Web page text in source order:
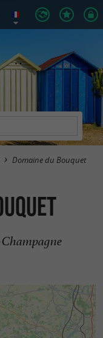
Domaine du Bouquet